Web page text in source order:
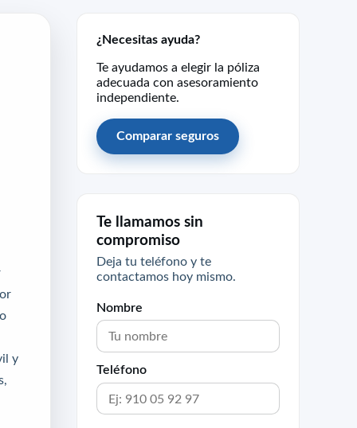
y
¿Necesitas ayuda?
Te ayudamos a elegir la póliza
adecuada con asesoramiento
independiente.
Comparar seguros
Te llamamos sin
compromiso
Deja tu teléfono y te
contactamos hoy mismo.
Nombre
Teléfono